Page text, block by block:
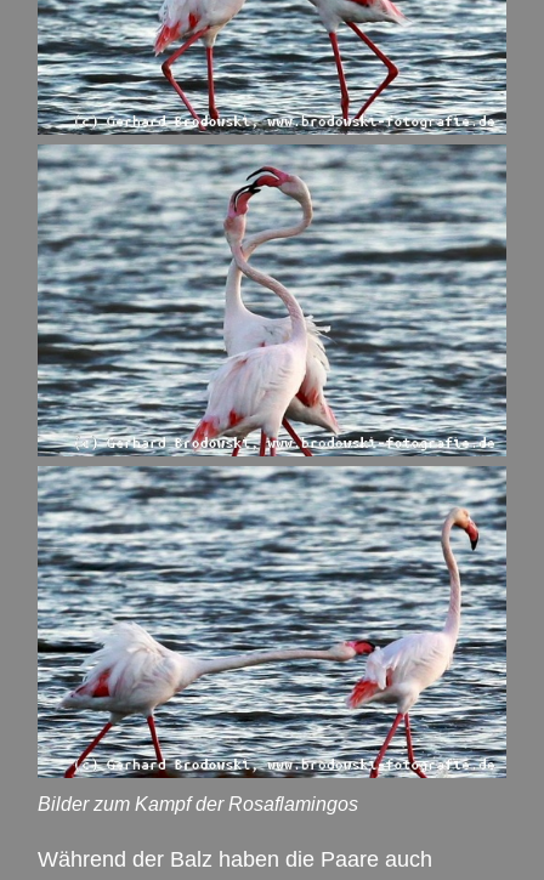
Bilder zum Kampf der Rosaflamingos
Während der Balz haben die Paare auch